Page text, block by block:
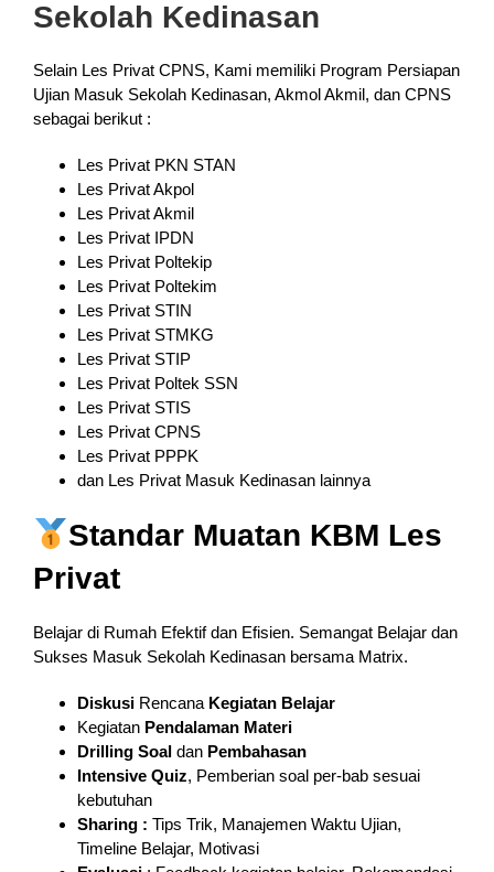
Sekolah Kedinasan
Selain Les Privat CPNS, Kami memiliki Program Persiapan
Ujian Masuk Sekolah Kedinasan, Akmol Akmil, dan CPNS
sebagai berikut :
Les Privat PKN STAN
Les Privat Akpol
Les Privat Akmil
Les Privat IPDN
Les Privat Poltekip
Les Privat Poltekim
Les Privat STIN
Les Privat STMKG
Les Privat STIP
Les Privat Poltek SSN
Les Privat STIS
Les Privat CPNS
Les Privat PPPK
dan Les Privat Masuk Kedinasan lainnya
Standar Muatan KBM Les
Privat
Belajar di Rumah Efektif dan Efisien. Semangat Belajar dan
Sukses Masuk Sekolah Kedinasan bersama Matrix.
Diskusi Rencana Kegiatan Belajar
Kegiatan Pendalaman Materi
Drilling Soaldan Pembahasan
Intensive Quiz, Pemberian soal per-bab sesuai
kebutuhan
Sharing : Tips Trik, Manajemen Waktu Ujian,
Timeline Belajar, Motivasi